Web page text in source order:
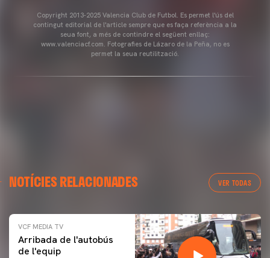
Copyright 2013-2025 Valencia Club de Futbol. Es permet l'ús del
contingut editorial de l'article sempre que es faça referència a la
seua font, a més de contindre el següent enllaç:
www.valenciacf.com. Fotografies de Lázaro de la Peña, no es
permet la seua reutilització.
NOTÍCIES RELACIONADES VER TODAS
VCF MEDIA TV
Arribada de l'autobús
de l'equip